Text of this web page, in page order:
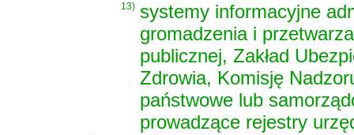
13) systemy informacyjne
gromadzenia i
publicznej, Zakład
Zdrowia, Komisję
państwowe lub
prowadzące rejestry